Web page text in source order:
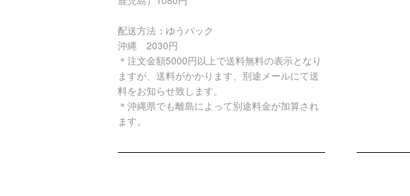
配送方法：ゆうパック
沖縄 2030円
＊注文金額5000円以上で送料無料の表示となり
ますが、送料がかかります、別途メールにて送
料をお知らせ致します。
＊沖縄県でも離島によって別途料金が加算され
ます。